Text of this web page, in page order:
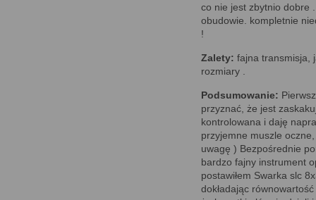
co nie jest zbytnio dobre
obudowie. kompletnie
!
Zalety: fajna transmisja,
rozmiary .
Podsumowanie:
przyznać, że jest
kontrolowana i daję
przyjemne muszle
uwagę ) Bezpośrednie
bardzo fajny instrument
postawiłem Swarka slc
dokładając